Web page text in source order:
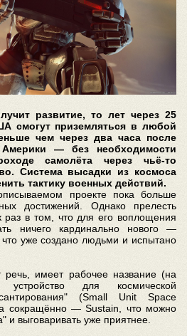
развитие, то лет через 25
смогут приземляться в любой
чем через два часа после
— без необходимости
самолёта через чьё-то
Система высадки из космоса
тактику военных действий.
проекте пока больше
достижений. Однако прелесть
раз в том, что для его воплощения
ничего кардинально нового —
что уже создано людьми и испытано
речь, имеет рабочее название (на
для космической
(Small Unit Space
сокращённо — Sustain, что можно
и выговаривать уже приятнее.